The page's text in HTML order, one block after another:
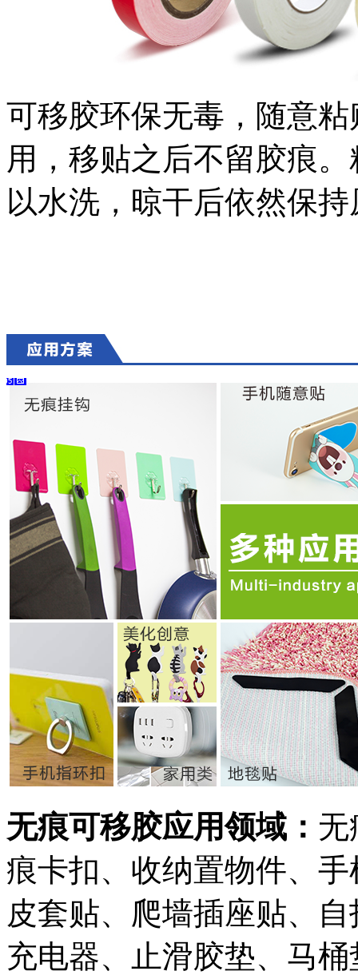
可移胶环保无毒，随意
用，移贴之后不留胶痕
以水洗，晾干后依然保
无痕可移胶应用领域： 无
痕卡扣、收纳置物件、
皮套贴、爬墙插座贴、
充电器、止滑胶垫、马